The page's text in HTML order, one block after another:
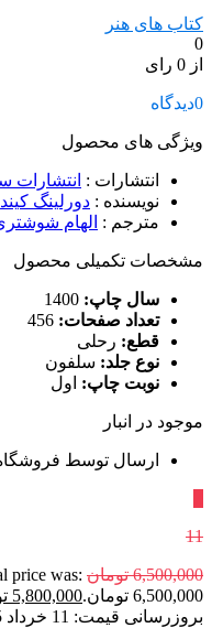
کتاب های هنر
0
از 0 رای
0دیدگاه
ویژگی های محصول
انتشارات : انتشارات
نویسنده : دورلینگ
مترجم : الهام
مشخصات تکمیلی محصول
سال چاپ:
تعداد صفحات:
قطع: رحلی
نوع جلد: سلفون
نوبت چاپ: اول
موجود در انبار
ارسال توسط
11
6,500,000 تومان price was:
6,500,000 تومان.
5,800,000
بروزرسانی قیمت: 11 خرداد 1405